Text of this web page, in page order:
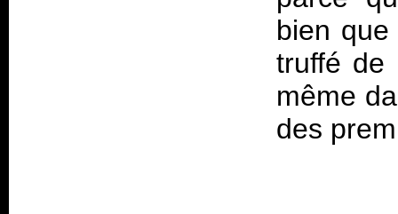
bien
truffé de
même